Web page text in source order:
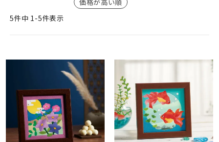
診断チャート
ジャンルで選ぶ
コーポレートサイト
実店舗案内
デイサービス／
介護施設関係の方へ
価格が高い順
5件中 1-5件表示